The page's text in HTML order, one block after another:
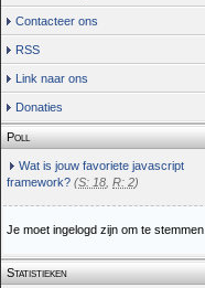
Contacteer ons
RSS
Link naar ons
Donaties
Poll
Wat is jouw favoriete javascript
framework? (S: 18 R: 2)
Je moet ingelogd zijn om te stemmen.
Statistieken